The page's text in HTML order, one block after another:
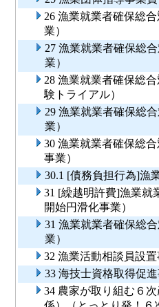
26 漁業就業者確保総
業）
27 漁業就業者確保総
業）
28 漁業就業者確保総
験トライアル）
29 漁業就業者確保総
業）
30 漁業就業者確保総
事業）
30.1 [債務負担行為]漁
31 [繰越明許費]漁業就
開始円滑化事業）
31 漁業就業者確保総
業）
32 漁業活動相談員設置
33 海技士資格取得促
34 農家が取り組む６